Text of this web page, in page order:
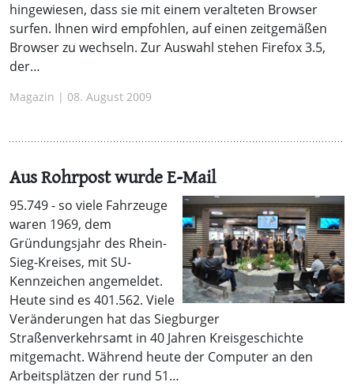
hingewiesen, dass sie mit einem veralteten Browser
surfen. Ihnen wird empfohlen, auf einen zeitgemäßen
Browser zu wechseln. Zur Auswahl stehen Firefox 3.5,
der…
Magazin | 08. August 2009
Aus Rohrpost wurde E-Mail
95.749 - so viele Fahrzeuge
waren 1969, dem
Gründungsjahr des Rhein-
Sieg-Kreises, mit SU-
Kennzeichen angemeldet.
Heute sind es 401.562. Viele
Veränderungen hat das Siegburger
Straßenverkehrsamt in 40 Jahren Kreisgeschichte
mitgemacht. Während heute der Computer an den
Arbeitsplätzen der rund 51…